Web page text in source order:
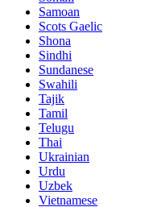
Samoan
Scots Gaelic
Shona
Sindhi
Sundanese
Swahili
Tajik
Tamil
Telugu
Thai
Ukrainian
Urdu
Uzbek
Vietnamese